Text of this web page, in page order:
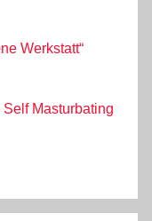
Werkstatt“
Masturbating